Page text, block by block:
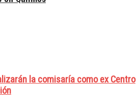
la comisaría como ex Centro